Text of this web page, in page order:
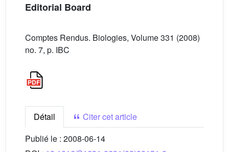
Editorial Board
Comptes Rendus. Biologies, Volume 331 (2008)
no. 7, p. IBC
Détail
Citer cet article
Publié le : 2008-06-14